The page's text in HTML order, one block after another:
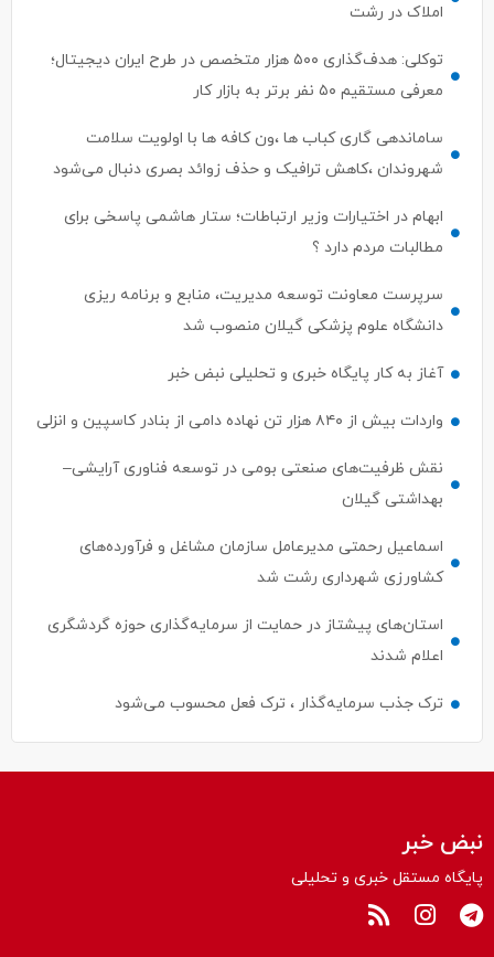
املاک در رشت
توکلی: هدف‌گذاری ۵۰۰ هزار متخصص در طرح ایران دیجیتال؛
معرفی مستقیم ۵۰ نفر برتر به بازار کار
ساماندهی گاری کباب ها ،ون کافه ها با اولویت سلامت
شهروندان ،کاهش ترافیک و حذف زوائد بصری دنبال می‌شود
ابهام در اختیارات وزیر ارتباطات؛ ستار هاشمی پاسخی برای
مطالبات مردم دارد ؟
سرپرست معاونت توسعه مدیریت، منابع و برنامه ریزی
دانشگاه علوم پزشکی گیلان منصوب شد
آغاز به کار پایگاه خبری و تحلیلی نبض خبر
واردات بیش از ۸۴۰ هزار تن نهاده دامی از بنادر كاسپین و انزلی
نقش ظرفیت‌های صنعتی بومی در توسعه فناوری آرایشی–
بهداشتی گیلان
اسماعیل رحمتی مدیرعامل سازمان مشاغل و فرآورده‌های
کشاورزی شهرداری رشت شد
استان‌های پیشتاز در حمایت از سرمایه‌گذاری حوزه گردشگری
اعلام شدند
ترک جذب سرمایه‌گذار ، ترک فعل محسوب می‌شود
نبض خبر
پایگاه مستقل خبری و تحلیلی